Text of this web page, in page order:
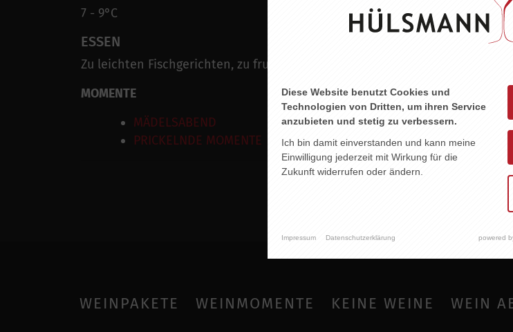
7 - 9°C
ESSEN
Zu leichten Fischgerichten, zu fruchtigen Desserts
MOMENTE
MÄDELSABEND
PRICKELNDE MOMENTE
WEINPAKETE WEINMOMENTE KEINE WEINE WEIN
Diese Website benutzt Cookies und
Technologien von Dritten, um ihren Service
anzubieten und stetig zu verbessern.
Ich bin damit einverstanden und kann meine
Einwilligung jederzeit mit Wirkung für die
Zukunft widerrufen oder ändern.
Impressum Datenschutzerklärung powered